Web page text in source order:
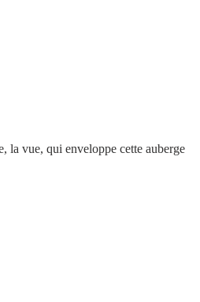
la vue, qui enveloppe cette auberge